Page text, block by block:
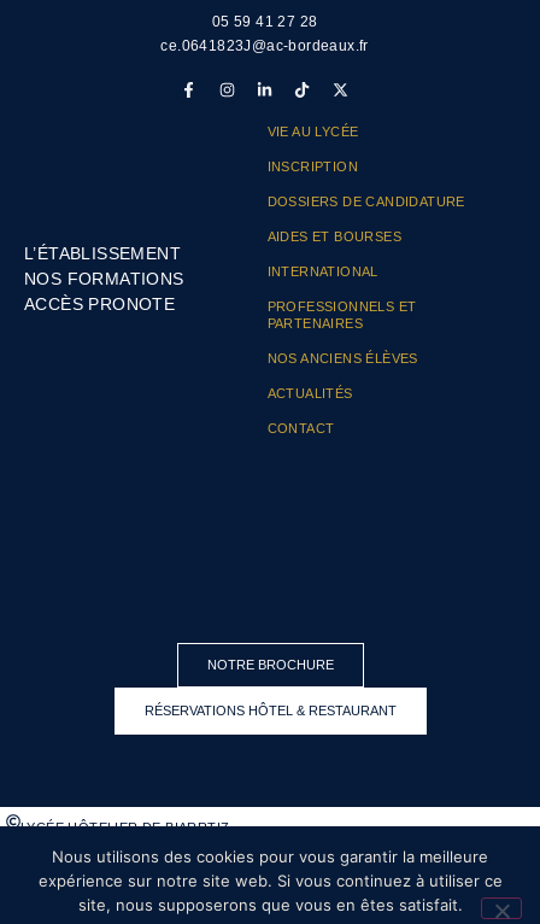
05 59 41 27 28
ce.0641823J@ac-bordeaux.fr
L’ÉTABLISSEMENT
NOS FORMATIONS
ACCÈS PRONOTE
VIE AU LYCÉE
INSCRIPTION
DOSSIERS DE CANDIDATURE
AIDES ET BOURSES
INTERNATIONAL
PROFESSIONNELS ET
PARTENAIRES
NOS ANCIENS ÉLÈVES
ACTUALITÉS
CONTACT
NOTRE BROCHURE
RÉSERVATIONS HÔTEL & RESTAURANT
LYCÉE HÔTELIER DE BIARRTIZ
MENTIONS LÉGALES
RÉALISATION EKOLE
Nous utilisons des cookies pour vous garantir la meilleure
expérience sur notre site web. Si vous continuez à utiliser ce
site, nous supposerons que vous en êtes satisfait.